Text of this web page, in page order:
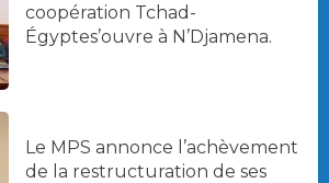
coopération Tchad-
Égyptes’ouvre à N’Djamena.
Le MPS annonce l’achèvement
de la restructuration de ses